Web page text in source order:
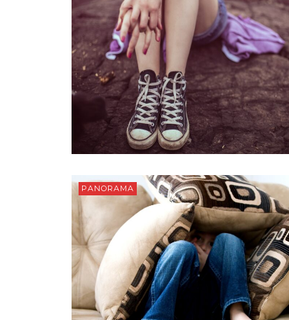
PANORAMA